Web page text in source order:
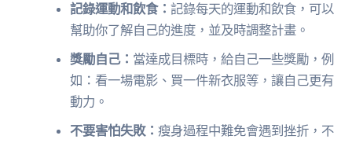
記錄運動和飲食：記錄每天的運動和飲食，可以
幫助你了解自己的進度，並及時調整計畫。
獎勵自己： 當達成目標時，給自己一些獎勵，例
如：看一場電影、買一件新衣服等，讓自己更有
動力。
不要害怕失敗：瘦身過程中難免會遇到挫折，不